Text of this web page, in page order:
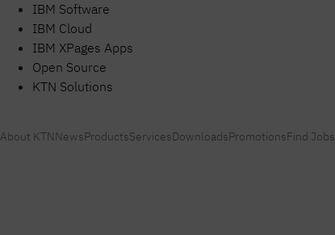
IBM Software
IBM Cloud
IBM XPages Apps
Open Source
KTN Solutions
About KTNNewsProductsServicesDownloadsPromotionsFind Jobs